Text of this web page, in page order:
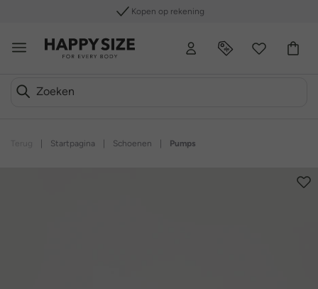
Kopen op rekening
Startpagina Schoenen Pumps